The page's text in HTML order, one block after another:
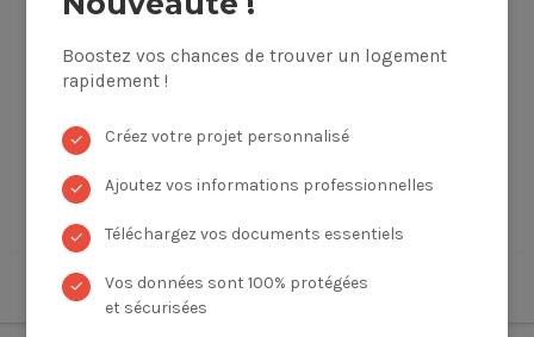
Boostez vos chances de trouver un logement
rapidement !
✓ Créez votre projet personnalisé
✓ Ajoutez vos informations professionnelles
✓ Téléchargez vos documents essentiels
✓
Vos données sont 100% protégées
et sécurisées